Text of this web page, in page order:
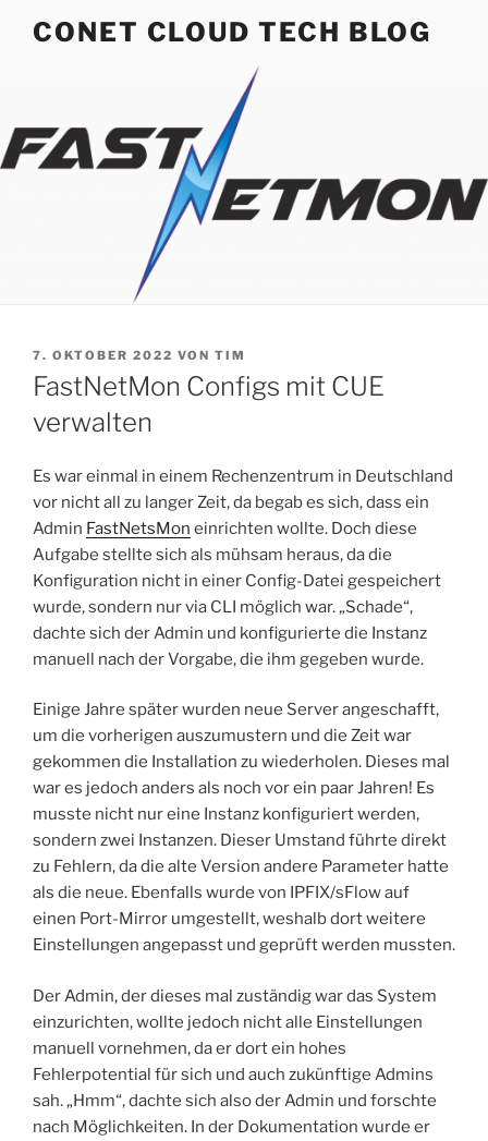
InhaltCONET CLOUD TECH BLOG
VERÖFFENTLICHT
AM
7. OKTOBER 2022 VON TIM
FastNetMon Configs mit CUE
verwalten
Es war einmal in einem Rechenzentrum in Deutschland
vor nicht all zu langer Zeit, da begab es sich, dass ein
Admin FastNetsMon einrichten wollte. Doch diese
Aufgabe stellte sich als mühsam heraus, da die
Konfiguration nicht in einer Config-Datei gespeichert
wurde, sondern nur via CLI möglich war. „Schade“,
dachte sich der Admin und konfigurierte die Instanz
manuell nach der Vorgabe, die ihm gegeben wurde.
Einige Jahre später wurden neue Server angeschafft,
um die vorherigen auszumustern und die Zeit war
gekommen die Installation zu wiederholen. Dieses mal
war es jedoch anders als noch vor ein paar Jahren! Es
musste nicht nur eine Instanz konfiguriert werden,
sondern zwei Instanzen. Dieser Umstand führte direkt
zu Fehlern, da die alte Version andere Parameter hatte
als die neue. Ebenfalls wurde von IPFIX/sFlow auf
einen Port-Mirror umgestellt, weshalb dort weitere
Einstellungen angepasst und geprüft werden mussten.
Der Admin, der dieses mal zuständig war das System
einzurichten, wollte jedoch nicht alle Einstellungen
manuell vornehmen, da er dort ein hohes
Fehlerpotential für sich und auch zukünftige Admins
sah. „Hmm“, dachte sich also der Admin und forschte
nach Möglichkeiten. In der Dokumentation wurde er